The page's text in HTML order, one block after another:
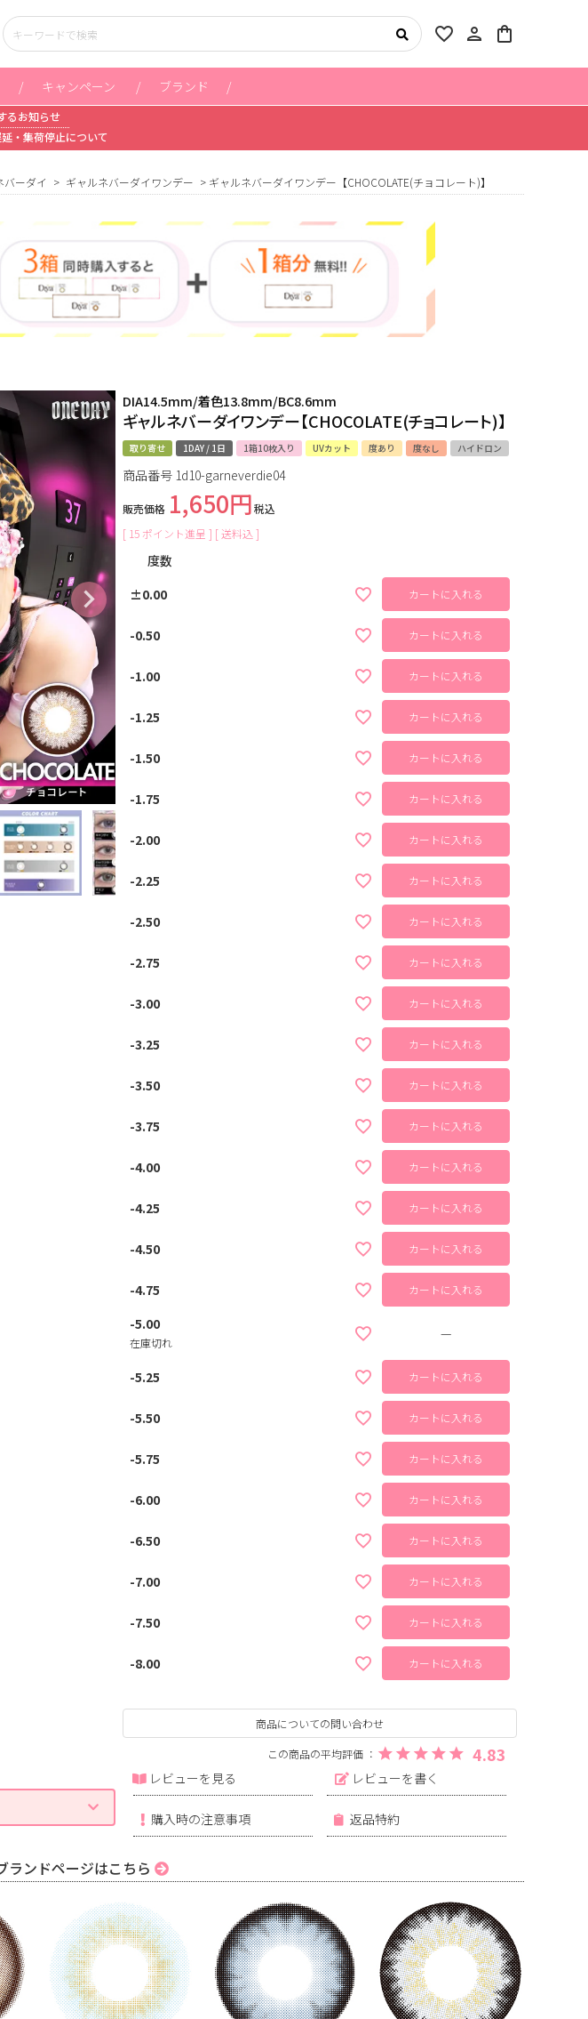
favorite_border person shopping_bag
キャンペーン ブランド
るお知らせ
・集荷停止について
バーダイ ギャルネバーダイワンデー ギャルネバーダイワンデー【CHOCOLATE(チョコレート)】
DIA14.5mm/着色13.8mm/BC8.6mm
ギャルネバーダイワンデー【CHOCOLATE(チョコレート)】
取り寄せ 1DAY / 1日 1箱10枚入り UVカット 度あり 度なし ハイドロン
商品番号 1d10-garneverdie04
販売価格 1,650
税込
[ 15 ポイント進呈 ] 送料込
度数
±0.00
カートに入れる
-0.50 カートに入れる
-1.00 カートに入れる
-1.25 カートに入れる
-1.50 カートに入れる
-1.75 カートに入れる
-2.00 カートに入れる
-2.25 カートに入れる
-2.50 カートに入れる
-2.75 カートに入れる
-3.00 カートに入れる
-3.25 カートに入れる
-3.50 カートに入れる
-3.75 カートに入れる
-4.00 カートに入れる
-4.25 カートに入れる
-4.50 カートに入れる
-4.75 カートに入れる
-5.00
在庫切れ
—
-5.25 カートに入れる
-5.50 カートに入れる
-5.75 カートに入れる
-6.00 カートに入れる
-6.50 カートに入れる
-7.00 カートに入れる
-7.50 カートに入れる
-8.00 カートに入れる
商品についての問い合わせ
4.83
レビューを見る
レビューを書く
購入時の注意事項 返品特約
ランドページはこちら